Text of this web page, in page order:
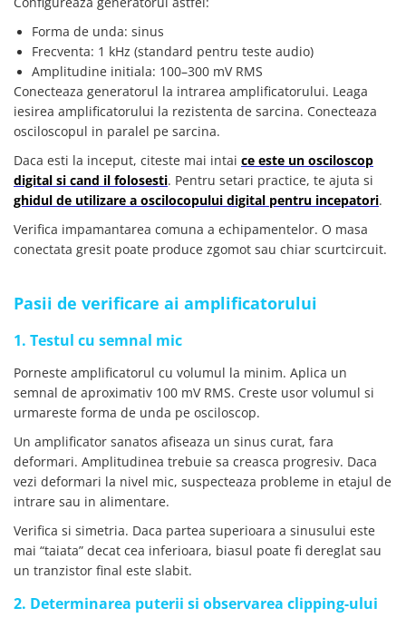
Forma de unda: sinus
Frecventa: 1 kHz (standard pentru teste audio)
Amplitudine initiala: 100–300 mV RMS
Conecteaza generatorul la intrarea amplificatorului. Leaga
iesirea amplificatorului la rezistenta de sarcina. Conecteaza
osciloscopul in paralel pe sarcina.
Daca esti la inceput, citeste mai intai ce este un osciloscop
digital si cand il folosesti. Pentru setari practice, te ajuta si
ghidul de utilizare a oscilocopului digital pentru incepatori.
Verifica impamantarea comuna a echipamentelor. O masa
conectata gresit poate produce zgomot sau chiar scurtcircuit.
Pasii de verificare ai amplificatorului
1. Testul cu semnal mic
Porneste amplificatorul cu volumul la minim. Aplica un
semnal de aproximativ 100 mV RMS. Creste usor volumul si
urmareste forma de unda pe osciloscop.
Un amplificator sanatos afiseaza un sinus curat, fara
deformari. Amplitudinea trebuie sa creasca progresiv. Daca
vezi deformari la nivel mic, suspecteaza probleme in etajul de
intrare sau in alimentare.
Verifica si simetria. Daca partea superioara a sinusului este
mai “taiata” decat cea inferioara, biasul poate fi dereglat sau
un tranzistor final este slabit.
2. Determinarea puterii si observarea clipping-ului